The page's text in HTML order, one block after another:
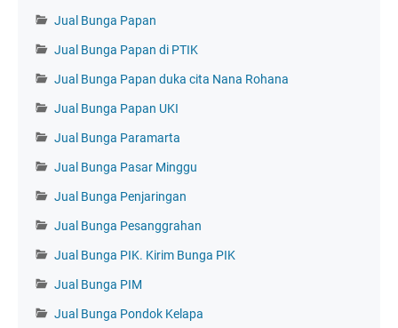
Jual Bunga Papan
Jual Bunga Papan di PTIK
Jual Bunga Papan duka cita Nana Rohana
Jual Bunga Papan UKI
Jual Bunga Paramarta
Jual Bunga Pasar Minggu
Jual Bunga Penjaringan
Jual Bunga Pesanggrahan
Jual Bunga PIK. Kirim Bunga PIK
Jual Bunga PIM
Jual Bunga Pondok Kelapa